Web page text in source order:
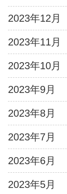
2023年12月
2023年11月
2023年10月
2023年9月
2023年8月
2023年7月
2023年6月
2023年5月